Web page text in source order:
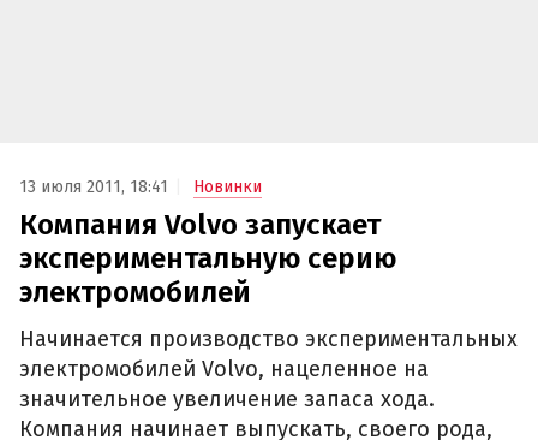
13 июля 2011, 18:41 Новинки
Компания Volvo запускает
экспериментальную серию
электромобилей
Начинается производство экспериментальных
электромобилей Volvo, нацеленное на
значительное увеличение запаса хода.
Компания начинает выпускать, своего рода,